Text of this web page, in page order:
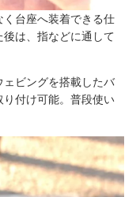
台座へ装着できる仕
は、指などに通して
ビングを搭載したバ
り付け可能。普段使い